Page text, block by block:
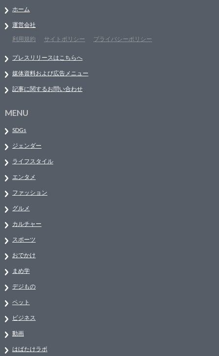
ホーム
運営会社
利用規約
サイトポリシー プライバシーポリシー
プレスリリースはこちらへ
媒体資料および広告メニュー
記事に関するお問い合わせ
MENU
SDGs
ジェンダー
ライフスタイル
エンタメ
ファッション
グルメ
カルチャー
スポーツ
おでかけ
まめ学
デジもの
ペット
ビジネス
動画
はばたけラボ